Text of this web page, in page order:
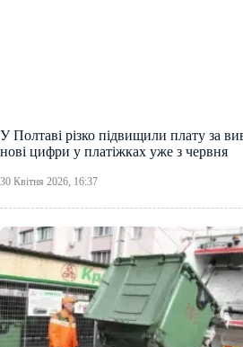
У Полтаві різко підвищили плату за
нові цифри у платіжках уже з червня
30 Квітня 2026, 16:37